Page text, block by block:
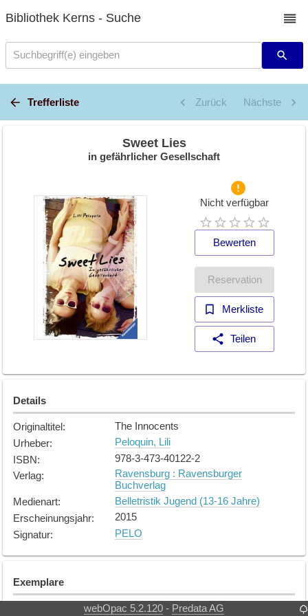
Bibliothek Kerns - Suche
Suchbegriff(e) eingeben
Trefferliste Zurück Nächste
Sweet Lies
in gefährlicher Gesellschaft
Nicht verfügbar
Bewerten
Reservation
Merkliste
Teilen
Details
Originaltitel:
The Innocents
Urheber:
Peloquin, Lili
ISBN:
978-3-473-40122-2
Verlag:
Ravensburg : Ravensburger
Buchverlag
Medienart:
Belletristik Jugend (13-16 Jahre)
Erscheinungsjahr:
2015
Signatur: PELO
Exemplare
Es sind keine Exemplare vorhanden
webOpac 5.2.120 - Predata AG